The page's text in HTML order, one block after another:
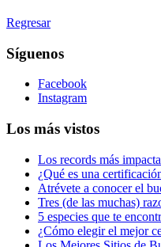
Regresar
Síguenos
Facebook
Instagram
Los más vistos
Los records más
¿Qué es una
Atrévete a conocer el
Tres (de las muchas)
5 especies que te
¿Cómo elegir el mejor